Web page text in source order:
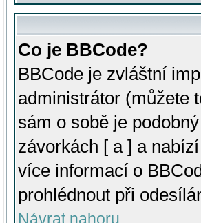
Co je BBCode?
BBCode je zvláštní
administrátor (můžete
sám o sobě je
závorkách [ a ] a
více informací o
prohlédnout při
Návrat nahoru